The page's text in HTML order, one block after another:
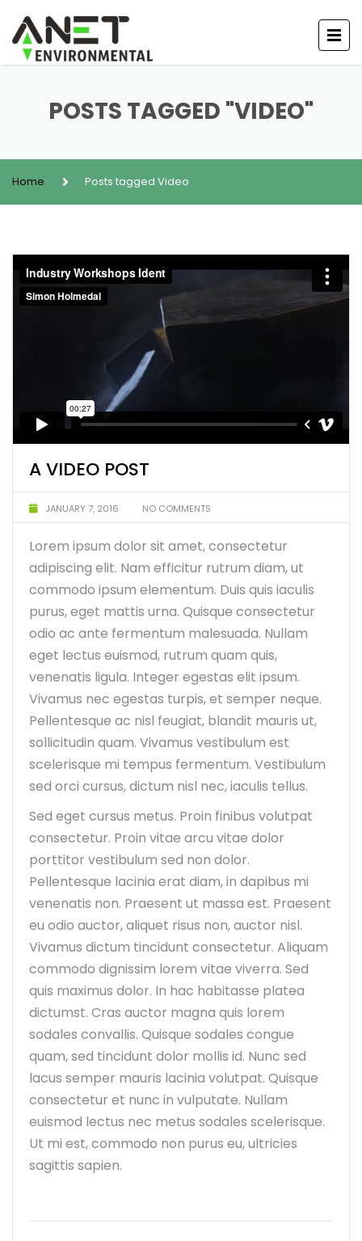
POSTS TAGGED "VIDEO"
Home Posts tagged Video
A VIDEO POST
JANUARY 7, 2016 NO COMMENTS
Lorem ipsum dolor sit amet, consectetur
adipiscing elit. Nam efficitur rutrum diam, ut
commodo ipsum elementum. Duis quis iaculis
purus, eget mattis urna. Quisque consectetur
odio ac ante fermentum malesuada. Nullam
eget lectus euismod, rutrum quam quis,
venenatis ligula. Integer egestas elit ipsum.
Vivamus nec egestas turpis, et semper neque.
Pellentesque ac nisl feugiat, blandit mauris ut,
sollicitudin quam. Vivamus vestibulum est
scelerisque mi tempus fermentum. Vestibulum
sed orci cursus, dictum nisl nec, iaculis tellus.
Sed eget cursus metus. Proin finibus volutpat
consectetur. Proin vitae arcu vitae dolor
porttitor vestibulum sed non dolor.
Pellentesque lacinia erat diam, in dapibus mi
venenatis non. Praesent ut massa est. Praesent
eu odio auctor, aliquet risus non, auctor nisl.
Vivamus dictum tincidunt consectetur. Aliquam
commodo dignissim lorem vitae viverra. Sed
quis maximus dolor. In hac habitasse platea
dictumst. Cras auctor magna quis lorem
sodales convallis. Quisque sodales congue
quam, sed tincidunt dolor mollis id. Nunc sed
lacus semper mauris lacinia volutpat. Quisque
consectetur et nunc in vulputate. Nullam
euismod lectus nec metus sodales scelerisque.
Ut mi est, commodo non purus eu, ultricies
sagittis sapien.